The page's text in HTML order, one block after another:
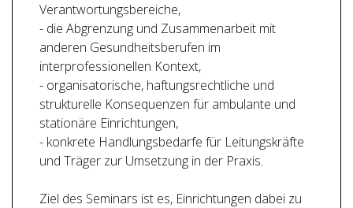
Verantwortungsbereiche,
- die Abgrenzung und Zusammenarbeit mit
anderen Gesundheitsberufen im
interprofessionellen Kontext,
- organisatorische, haftungsrechtliche und
strukturelle Konsequenzen für ambulante und
stationäre Einrichtungen,
- konkrete Handlungsbedarfe für Leitungskräfte
und Träger zur Umsetzung in der Praxis.
Ziel des Seminars ist es, Einrichtungen dabei zu